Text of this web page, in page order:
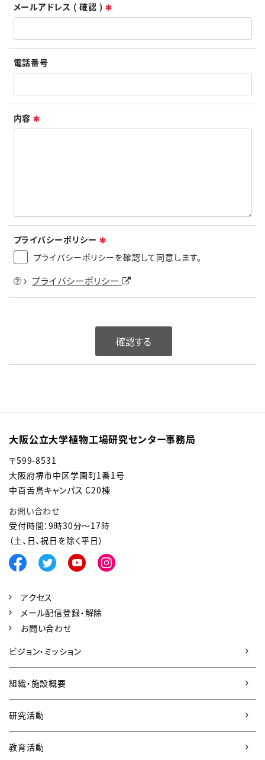
メールアドレス ( 確認 )
電話番号
内容
プライバシーポリシー
プライバシーポリシーを確認して同意します。
ヒント
プライバシーポリシー
確認する
大阪公立大学植物工場研究センター事務局
〒599-8531
大阪府堺市中区学園町1番1号
中百舌鳥キャンパス C20棟
お問い合わせ
受付時間：9時30分～17時
（土、日、祝日を除く平日）
アクセス
メール配信登録・解除
お問い合わせ
ビジョン・ミッション
組織・施設概要
研究活動
教育活動